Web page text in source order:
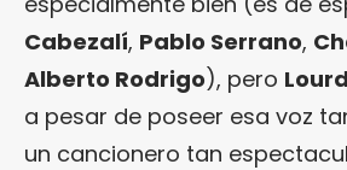
Cabezalí, Pablo Serrano,
Alberto Rodrigo), pero
a pesar de poseer esa voz
un cancionero tan